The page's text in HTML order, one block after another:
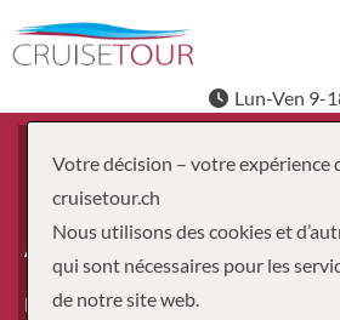
Lun-Ven 9-
À partir du
Adultes
Enfants
Votre décision – votre expérience
cruisetour.ch
Nous utilisons des cookies et
qui sont nécessaires pour les
de notre site web.